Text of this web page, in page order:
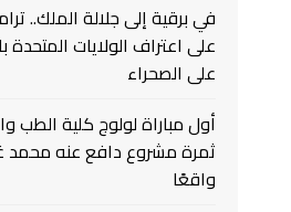
في برقية إلى جلالة الملك..
على اعتراف الولايات المتحدة
على الصحراء
أول مباراة لولوج كلية الطب
ثمرة مشروع دافع عنه محمد
واقعًا